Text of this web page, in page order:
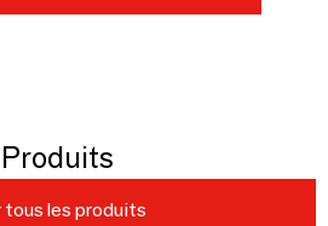
Produits
tous les produits